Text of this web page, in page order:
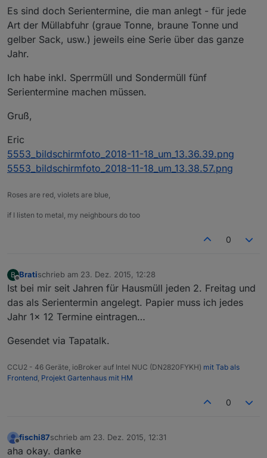
Es sind doch Serientermine, die man anlegt - für jede
Art der Müllabfuhr (graue Tonne, braune Tonne und
gelber Sack, usw.) jeweils eine Serie über das ganze
Jahr.
Ich habe inkl. Sperrmüll und Sondermüll fünf
Serientermine machen müssen.
Gruß,
Eric
5553_bildschirmfoto_2018-11-18_um_13.36.39.png
5553_bildschirmfoto_2018-11-18_um_13.38.57.png
Roses are red, violets are blue,
if I listen to metal, my neighbours do too
0
B
Offline
Bratischrieb am 23. Dez. 2015, 12:28
zuletzt editiert von
Ist bei mir seit Jahren für Hausmüll jeden 2. Freitag und
das als Serientermin angelegt. Papier muss ich jedes
Jahr 1x 12 Termine eintragen…
Gesendet via Tapatalk.
CCU2 - 46 Geräte, ioBroker auf Intel NUC (DN2820FYKH) mit Tab als
Frontend Projekt Gartenhaus mit HM
0
Offline
fischi87schrieb am 23. Dez. 2015, 12:31
zuletzt editiert von
aha okay. danke